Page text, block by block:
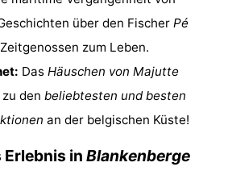
über den Fischer Pé
zum Leben.
Das Häuschen von Majutte
den beliebtesten und besten
an der belgischen Küste!
in Blankenberge